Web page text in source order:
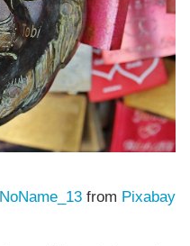
NoName_13 from Pixabay